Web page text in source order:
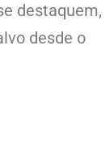
destaquem,
desde o